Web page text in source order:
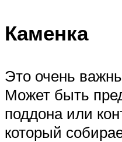
Каменка
Это очень
Может быть
поддона или
который